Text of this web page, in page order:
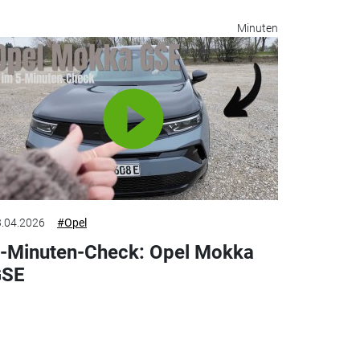
Minuten
#Opel
Minuten-Check: Opel Mokka